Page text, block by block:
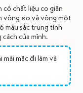
chất liệu co giãn
vòng eo và vòng một
màu sắc trung tính
của mình.
mặc đi làm và